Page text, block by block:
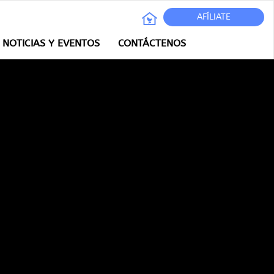
AFÍLIATE
NOTICIAS Y EVENTOS CONTÁCTENOS